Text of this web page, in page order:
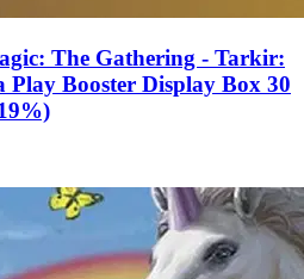
The Gathering - Tarkir:
Play Booster Display Box 30